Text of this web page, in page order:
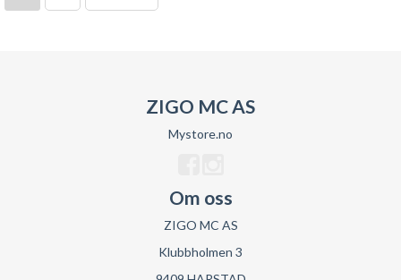
ZIGO MC AS
Mystore.no
Om oss
ZIGO MC AS
Klubbholmen 3